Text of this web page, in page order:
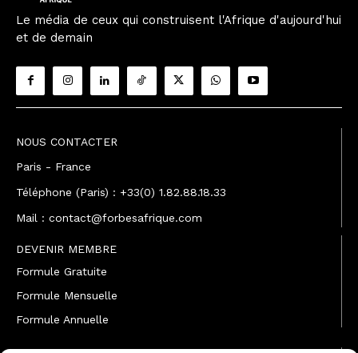
Le média de ceux qui construisent l'Afrique d'aujourd'hui
et de demain
NOUS CONTACTER
Paris - France
Téléphone (Paris) : +33(0) 1.82.88.18.33
Mail : contact@forbesafrique.com
DEVENIR MEMBRE
Formule Gratuite
Formule Mensuelle
Formule Annuelle